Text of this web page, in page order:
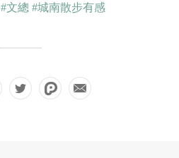
#文總 #城南散步有感